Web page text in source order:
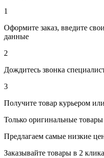
1
Оформите заказ, введите
данные
2
Дождитесь звонка
3
Получите товар курьером
Только оригинальные товары
Предлагаем самые низкие
Заказывайте товары в 2 клика